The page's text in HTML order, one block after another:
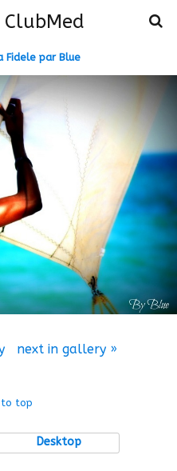
Fidele par Blue
next in gallery »
to top
Desktop